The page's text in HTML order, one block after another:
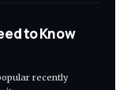
to Know
recently